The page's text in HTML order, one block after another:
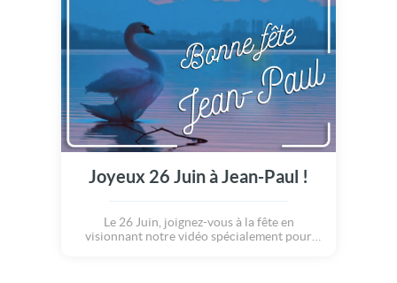
Joyeux 26 Juin à Jean-Paul !
Le 26 Juin, joignez-vous à la fête en
visionnant notre vidéo spécialement pour